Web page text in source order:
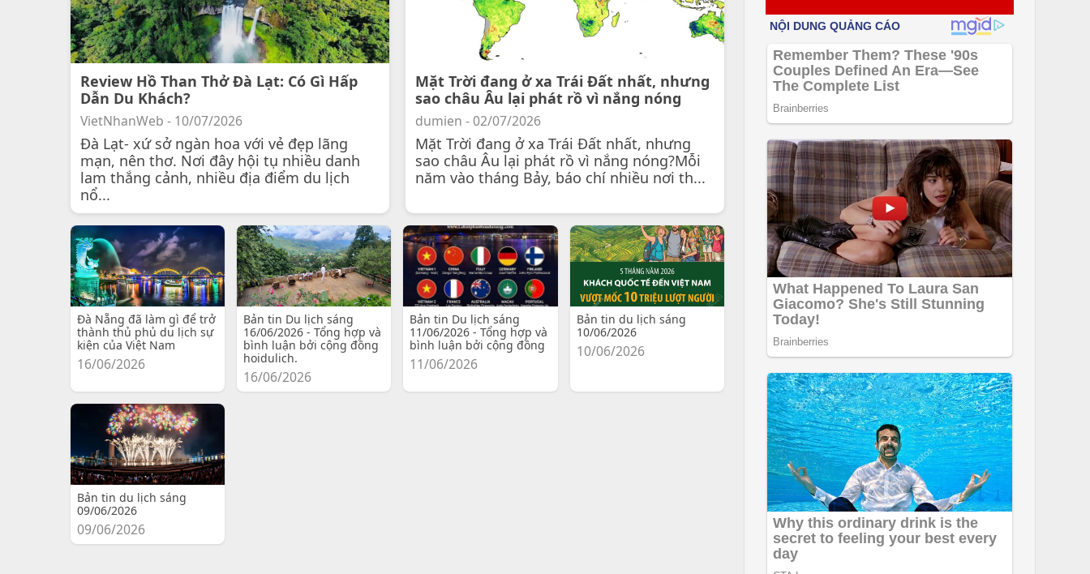
Review Hồ Than Thở Đà Lạt: Có Gì Hấp
Dẫn Du Khách?
VietNhanWeb - 10/07/2026
Đà Lạt- xứ sở ngàn hoa với vẻ đẹp lãng
mạn, nên thơ. Nơi đây hội tụ nhiều danh
lam thắng cảnh, nhiều địa điểm du lịch
nổ...
Mặt Trời đang ở xa Trái Đất nhất, nhưng
sao châu Âu lại phát rồ vì nắng nóng
dumien - 02/07/2026
Mặt Trời đang ở xa Trái Đất nhất, nhưng
sao châu Âu lại phát rồ vì nắng nóng?Mỗi
năm vào tháng Bảy, báo chí nhiều nơi th...
Đà Nẵng đã làm gì để trở
thành thủ phủ du lịch sự
kiện của Việt Nam
16/06/2026
Bản tin Du lịch sáng
16/06/2026 - Tổng hợp và
bình luận bởi cộng đồng
hoidulich.
16/06/2026
Bản tin Du lịch sáng
11/06/2026 - Tổng hợp và
bình luận bởi cộng đồng
11/06/2026
Bản tin du lịch sáng
10/06/2026
10/06/2026
Bản tin du lịch sáng
09/06/2026
09/06/2026